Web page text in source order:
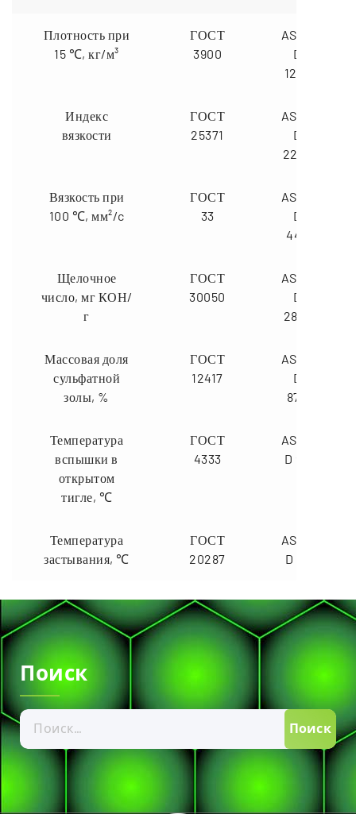
Плотность при
15 ℃, кг/м³
ГОСТ
3900
ASTM
D
1298
Индекс
вязкости
ГОСТ
25371
ASTM
D
2270
Вязкость при
100 ℃, мм²/c
ГОСТ
33
ASTM
D
445
Щелочное
число, мг КОН/
г
ГОСТ
30050
ASTM
D
2896
Массовая доля
сульфатной
золы, %
ГОСТ
12417
ASTM
D
874
Температура
вспышки в
открытом
тигле, ℃
ГОСТ
4333
ASTM
D 92
Температура
застывания, ℃
ГОСТ
20287
ASTM
D 97
Поиск